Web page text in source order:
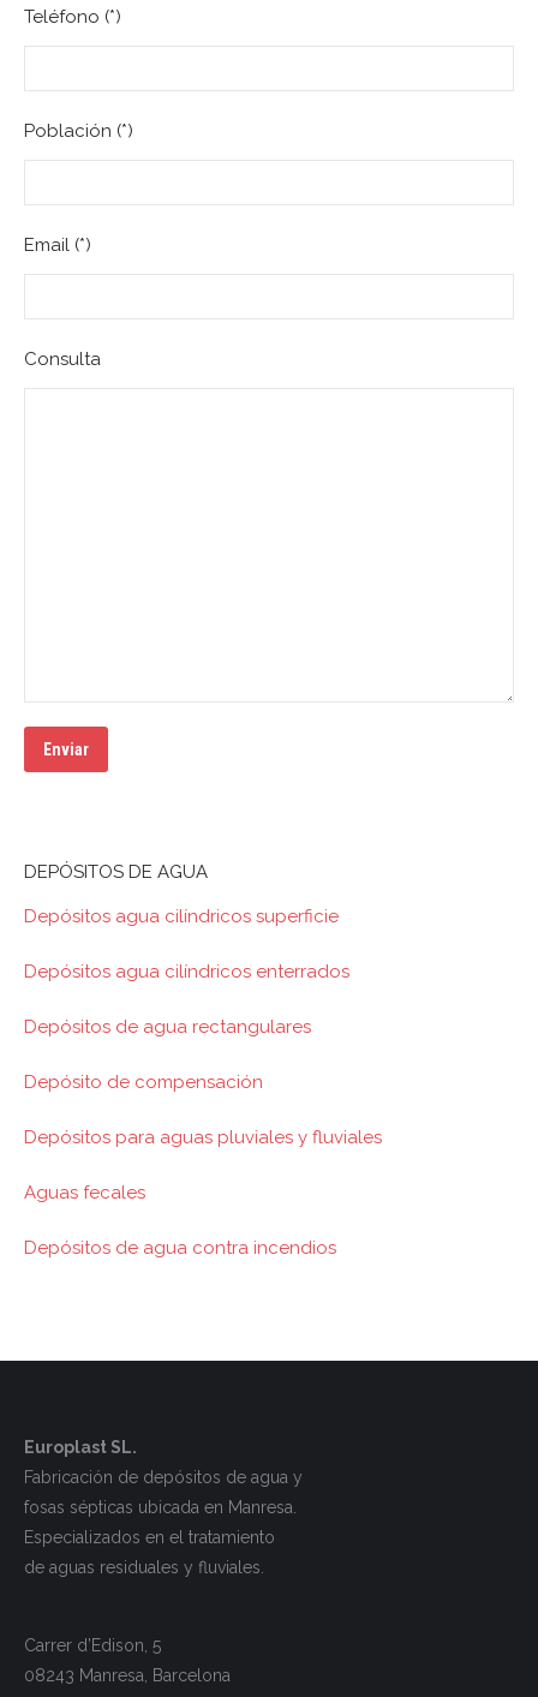
Teléfono (*)
Población (*)
Email (*)
Consulta
DEPÓSITOS DE AGUA
Depósitos agua cilíndricos superficie
Depósitos agua cilíndricos enterrados
Depósitos de agua rectangulares
Depósito de compensación
Depósitos para aguas pluviales y fluviales
Aguas fecales
Depósitos de agua contra incendios
Europlast SL.
Fabricación de depósitos de agua y
fosas sépticas ubicada en Manresa.
Especializados en el tratamiento
de aguas residuales y fluviales.
Carrer d’Edison, 5
08243 Manresa, Barcelona